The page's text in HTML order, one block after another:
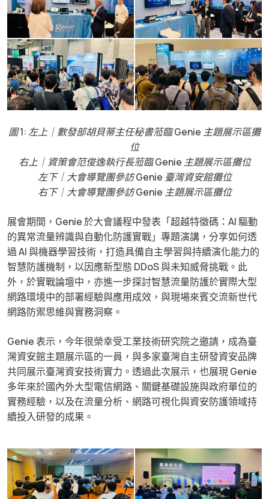
圖 1: 左上｜數發部胡貝蒂主任秘書蒞臨 Genie 主題展示區攤
位
右上｜資策會范俊逸執行長蒞臨 Genie 主題展示區攤位
左下｜大會導覽團參訪 Genie 臺灣資安館攤位
右下｜大會導覽團參訪 Genie 主題展示區攤位
展會期間，Genie 於大會議程中發表「超越特徵碼：AI 驅動
的異常流量辨識與自動化防護實戰」專題演講，分享如何透
過 AI 與機器學習技術，打造具備自主學習與持續演化能力的
智慧防護機制，以因應新型態 DDoS 與未知威脅挑戰。此
外，於實戰論壇中，亦進一步探討智慧流量防護於實際大型
網路環境中的部署經驗與應用成效，與現場來賓交流新世代
網路防禦思維與實務洞察。
Genie 表示，今年很榮幸受工業技術研究院之邀請，成為臺
灣資安館主題展示區的一員，與多家臺灣自主研發資安品牌
共同展示臺灣資安技術實力。透過此次展示，也展現 Genie
多年來於國內外大型電信網路、關鍵基礎設施與政府單位的
實務經驗，以及在流量分析、網路可視化與資安防護領域持
續投入研發的成果。